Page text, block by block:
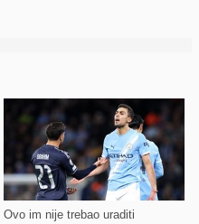
Ovo im nije trebao uraditi